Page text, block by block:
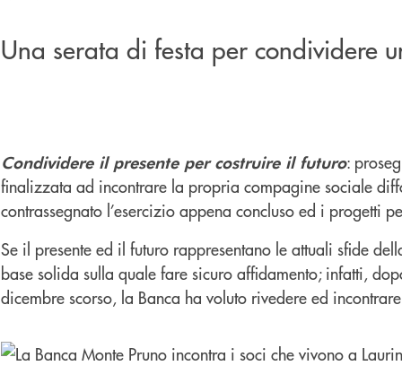
Una serata di festa per condividere
Condividere il presente per costruire il futuro:
finalizzata ad incontrare la propria compagine sociale
contrassegnato l’esercizio appena concluso ed i progetti
Se il presente ed il futuro rappresentano le attuali sfide
base solida sulla quale fare sicuro affidamento; infatti,
dicembre scorso, la Banca ha voluto rivedere ed